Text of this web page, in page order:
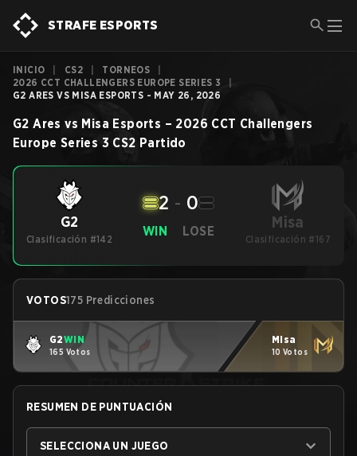
STRAFE ESPORTS
INICIO CS2 TORNEOS
2026 CCT CHALLENGERS EUROPE SERIES 3
G2 ARES VS MISA ESPORTS - MAY 26, 2026
G2 Ares vs Misa Esports – 2026 CCT Challengers
Europe Series 3 CS2 Partido
G2
Clasificación #142
WIN
2 - 0
LOSE Misa
Clasificación #167
VOTOS175 Predicciones
G2WIN
165 Votos
Misa
10 Votos
RESUMEN DE PUNTUACIÓN
SELECCIONA UN JUEGO